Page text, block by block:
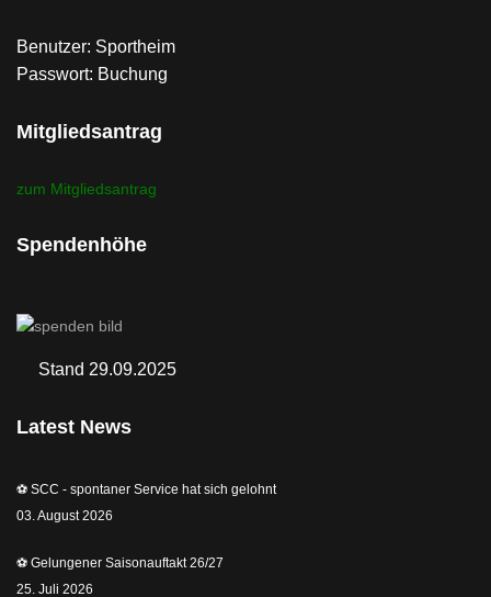
Benutzer: Sportheim
Passwort: Buchung
Mitgliedsantrag
zum Mitgliedsantrag
Spendenhöhe
Stand 29.09.2025
Latest News
⚽️ SCC - spontaner Service hat sich gelohnt
03. August 2026
⚽️ Gelungener Saisonauftakt 26/27
25. Juli 2026